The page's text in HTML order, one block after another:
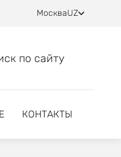
МоскваUZ
по сайту
КОНТАКТЫ